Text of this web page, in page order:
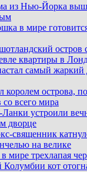
из Нью-Йорка
в мире
квартиры в
самый жаркий
королем острова,
со всего мира
устроили
дворце
священник
на велике
мире трехлапая
Колумбии кот